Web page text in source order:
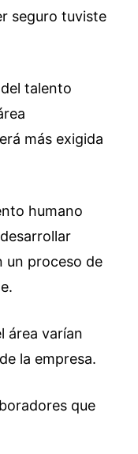
seguro tuviste
talento
más exigida
humano
un proceso de
área varían
la empresa.
que